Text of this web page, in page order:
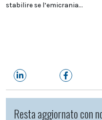
stabilire se l’emicrania...
Resta aggiornato con